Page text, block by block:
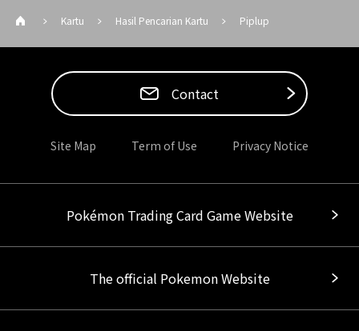
Kartu Hasil Pencarian Kartu Piplup
Contact
Site Map Term of Use Privacy Notice
Pokémon Trading Card Game Website
The official Pokemon Website